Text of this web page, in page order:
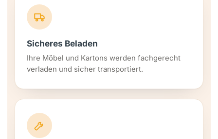
Sicheres Beladen
Ihre Möbel und Kartons werden fachgerecht
verladen und sicher transportiert.